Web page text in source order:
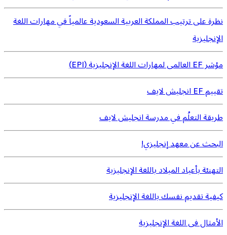
نظرة على ترتيب المملكة العربية السعودية عالمياً في مهارات اللغة
الإنجليزية
مؤشر EF العالمى لمهارات اللغة الإنجليزية (EPI)
تقييم EF انجليش لايف
طريقة التعلُم في مدرسة انجليش لايف
البحث عن معهد إنجليزي!
التهنئة بأعياد الميلاد باللغة الإنجليزية
كيفية تقديم نفسك باللغة الإنجليزية
الأمثال فى اللغة الإنجليزية